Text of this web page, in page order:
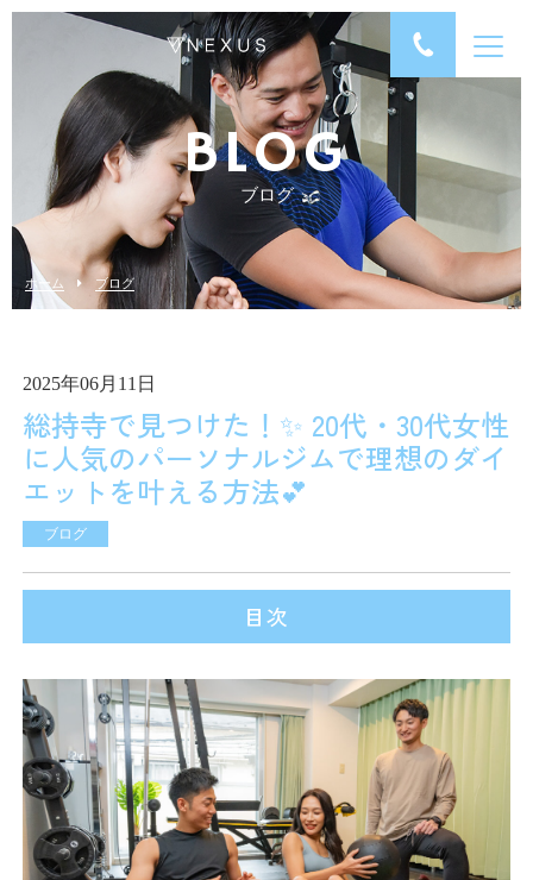
BLOG
ブログ
ホーム ブログ
2025年06月11日
総持寺で見つけた！✨ 20代・30代女性
に人気のパーソナルジムで理想のダイ
エットを叶える方法💕
ブログ
目次